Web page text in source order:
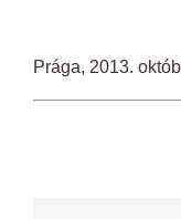
Prága, 2013.